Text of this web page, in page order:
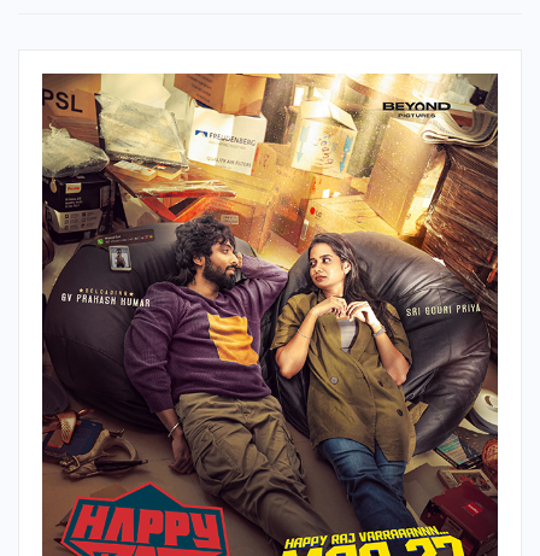
சைன்ஸ் பிக்ஷனாக மாறுகிறது.
நாயகன் – நாயகி பாத்திரங்களின் மூலம் தற்கொலை செய்து
கொள்ள முடிவெடுப்பவர்கள். தங்கள் உயிருக்கு ஆபத்து வரும்போது
அதிலிருந்து தப்பித்து உயிர் வாழவே எண்ணுகிறார்கள் என்ற
உளவியல் உண்மையைக் காட்டியுள்ளார்கள். அவர்களின் உயிர்
தப்பித்தல் முயற்சிகளை அணு, அணுவாக ரசிக்கும் வில்லனின்
குரூர குணமும் காட்டப்பட்டுள்ளது.
யாருமே இல்லாத இடம்போல் சஸ்பென்சாக காட்சிகள் நகரும்போது,
திடீரென்று வில்லன் என்ட்ரி, அடியாட்கள் என்ட்ரி எல்லாம் அந்த
சஸ்பென்சை நீர்த்துப் போகச் செய்கிறது.
இயக்குநர் ராகுல் ஆர்.கிருஷ்ணா ஹாலிவுட் சைன்ஸ் பிக்ஷன்
பாணியில் கதையை சொல்ல முயன்றிருக்கிறார். காட்சிகளில்
இன்னும்கூட விறுவிறுப்பு சேர்த்திருக்கலாம்.